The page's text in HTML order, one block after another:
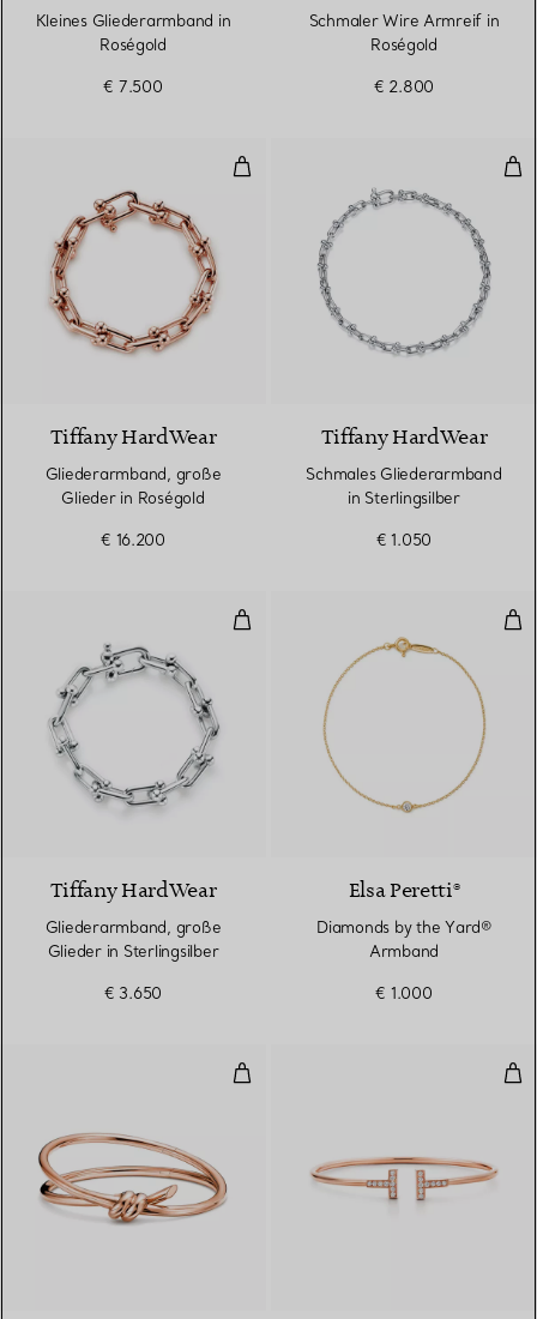
Kleines Gliederarmband in
Roségold
€ 7.500
Schmaler Wire Armreif in
Roségold
€ 2.800
Gliederarmband, große Glieder
Tiffany HardWear
Gliederarmband, große
Glieder in Roségold
€ 16.200
Tiffany HardWear
Schmales Gliederarmband
in Sterlingsilber
€ 1.050
Gliederarmband, große Glieder
Tiffany HardWear
Gliederarmband, große
Glieder in Sterlingsilber
€ 3.650
Elsa Peretti®
Diamonds by the Yard®
Armband
€ 1.000
Zweireihiger, aufklappbarer